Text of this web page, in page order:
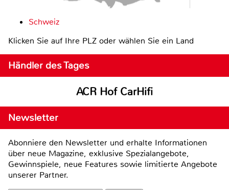
Schweiz
Klicken Sie auf Ihre PLZ oder wählen Sie ein Land
Händler des Tages
ACR Hof CarHifi
Newsletter
Abonniere den Newsletter und erhalte Informationen
über neue Magazine, exklusive Spezialangebote,
Gewinnspiele, neue Features sowie limitierte Angebote
unserer Partner.